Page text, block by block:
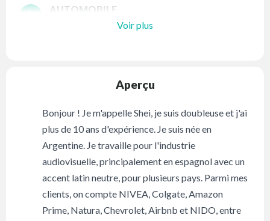
AUTOMOBILE
Voir plus
Aperçu
Bonjour ! Je m'appelle Shei, je suis doubleuse et j'ai
plus de 10 ans d'expérience. Je suis née en
Argentine. Je travaille pour l'industrie
audiovisuelle, principalement en espagnol avec un
accent latin neutre, pour plusieurs pays. Parmi mes
clients, on compte NIVEA, Colgate, Amazon
Prime, Natura, Chevrolet, Airbnb et NIDO, entre